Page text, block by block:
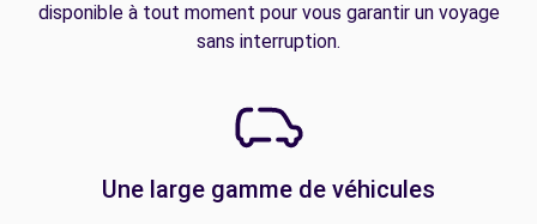
disponible à tout moment pour vous garantir un voyage
sans interruption.
Une large gamme de véhicules